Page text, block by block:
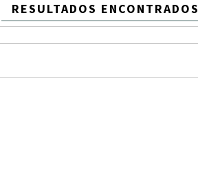
RESULTADOS ENCONTRADOS